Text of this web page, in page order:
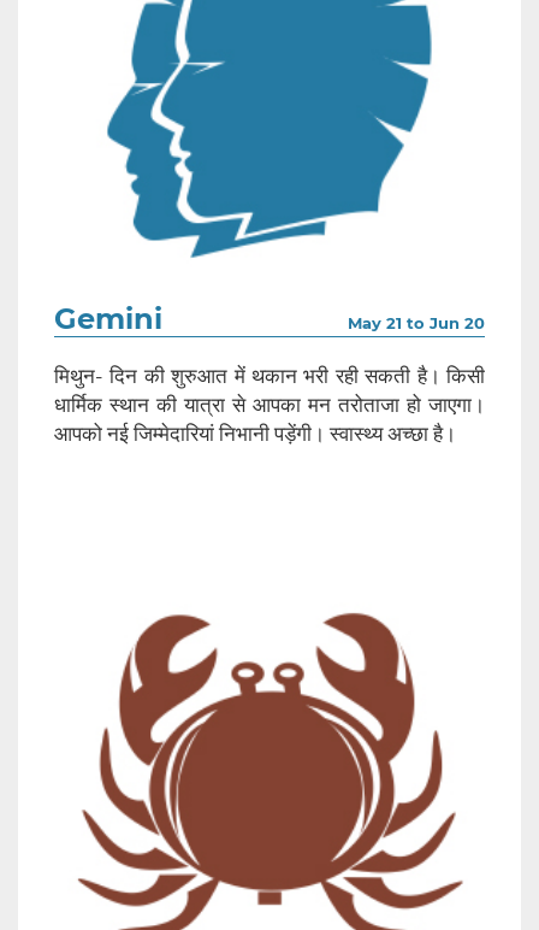
Gemini May 21 to Jun 20
मिथुन- दिन की शुरुआत में थकान भरी रही सकती है। किसी
धार्मिक स्थान की यात्रा से आपका मन तरोताजा हो जाएगा।
आपको नई जिम्मेदारियां निभानी पड़ेंगी। स्वास्थ्य अच्छा है।